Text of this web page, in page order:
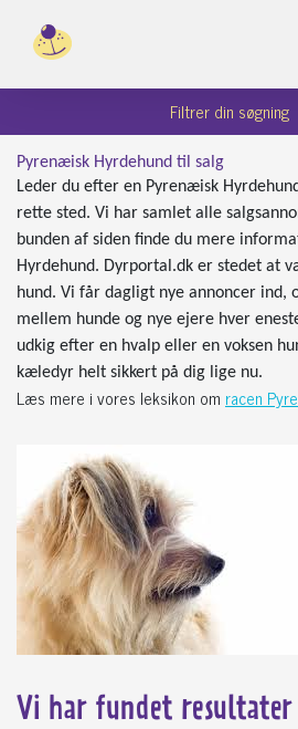
Pyrenæisk
Filtrer din søgning
Pyrenæisk Hyrdehund til salg
Leder du efter en Pyrenæisk
rette sted. Vi har samlet alle
bunden af siden finde du mere
Hyrdehund. Dyrportal.dk er stedet at
hund. Vi får dagligt nye annoncer ind,
mellem hunde og nye ejere hver
udkig efter en hvalp eller en voksen
kæledyr helt sikkert på dig lige nu.
Læs mere i vores leksikon om racen
Vi har fundet